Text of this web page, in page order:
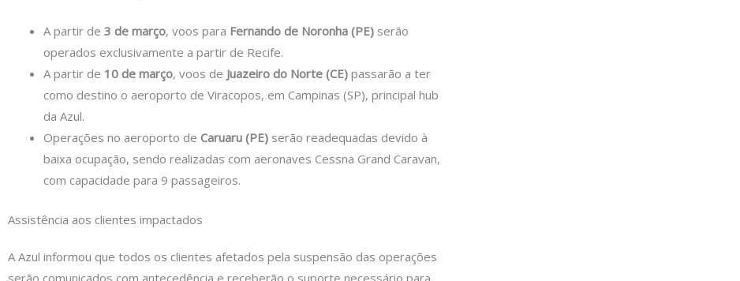
A partir de 3 de março, voos para Fernando de Noronha (PE) serão
operados exclusivamente a partir de Recife.
A partir de 10 de março, voos de Juazeiro do Norte (CE) passarão a ter
como destino o aeroporto de Viracopos, em Campinas (SP), principal hub
da Azul.
Operações no aeroporto de Caruaru (PE) serão readequadas devido à
baixa ocupação, sendo realizadas com aeronaves Cessna Grand Caravan,
com capacidade para 9 passageiros.
Assistência aos clientes impactados
A Azul informou que todos os clientes afetados pela suspensão das operações
serão comunicados com antecedência e receberão o suporte necessário para